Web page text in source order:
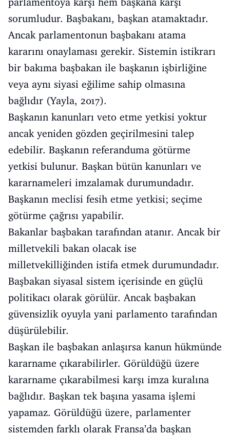
sorumludur. Başbakanı, başkan atamaktadır.
Ancak parlamentonun başbakanı atama
kararını onaylaması gerekir. Sistemin istikrarı
bir bakıma başbakan ile başkanın işbirliğine
veya aynı siyasi eğilime sahip olmasına
bağlıdır (Yayla, 2017).
Başkanın kanunları veto etme yetkisi yoktur
ancak yeniden gözden geçirilmesini talep
edebilir. Başkanın referanduma götürme
yetkisi bulunur. Başkan bütün kanunları ve
kararnameleri imzalamak durumundadır.
Başkanın meclisi fesih etme yetkisi; seçime
götürme çağrısı yapabilir.
Bakanlar başbakan tarafından atanır. Ancak bir
milletvekili bakan olacak ise
milletvekilliğinden istifa etmek durumundadır.
Başbakan siyasal sistem içerisinde en güçlü
politikacı olarak görülür. Ancak başbakan
güvensizlik oyuyla yani parlamento tarafından
düşürülebilir.
Başkan ile başbakan anlaşırsa kanun hükmünde
kararname çıkarabilirler. Görüldüğü üzere
kararname çıkarabilmesi karşı imza kuralına
bağlıdır. Başkan tek başına yasama işlemi
yapamaz. Görüldüğü üzere, parlamenter
sistemden farklı olarak Fransa’da başkan